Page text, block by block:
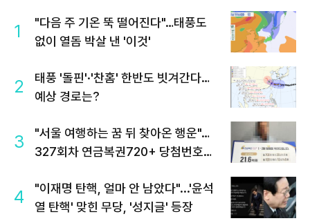
1
"다음 주 기온 뚝 떨어진다"…태풍도
없이 열돔 박살 낸 '이것'
2
태풍 '돌핀'·'찬홈' 한반도 빗겨간다…
예상 경로는?
3
"서울 여행하는 꿈 뒤 찾아온 행운"…
327회차 연금복권720+ 당첨번호조
4
"이재명 탄핵, 얼마 안 남았다"...'윤석
열 탄핵' 맞힌 무당, '성지글' 등장